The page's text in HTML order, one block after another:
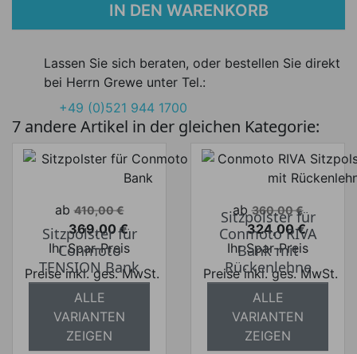
IN DEN WARENKORB
Lassen Sie sich beraten, oder bestellen Sie direkt
bei Herrn Grewe unter Tel.:
+49 (0)521 944 1700
7 andere Artikel in der gleichen Kategorie:
Verkaufspreis
ab 410,00 €
Preis
369,00 €
Ihr Spar-Preis
Preise inkl. ges. MwSt.
absolut
versandkostenfrei
Sitzpolster für
Conmoto
TENSION Bank
ALLE
VARIANTEN
ZEIGEN
Verkaufspreis
ab 360,00 €
Preis
324,00 €
Ihr Spar-Preis
Preise inkl. ges. MwSt.
absolut
versandkostenfrei
Sitzpolster für
Conmoto RIVA
Bank mit
Rückenlehne
ALLE
VARIANTEN
ZEIGEN